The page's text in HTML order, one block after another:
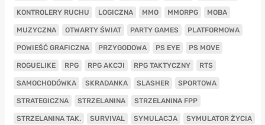
KONTROLERY RUCHU LOGICZNA MMO MMORPG MOBA
MUZYCZNA OTWARTY ŚWIAT PARTY GAMES PLATFORMOWA
POWIEŚĆ GRAFICZNA PRZYGODOWA PS EYE PS MOVE
ROGUELIKE RPG RPG AKCJI RPG TAKTYCZNY RTS
SAMOCHODÓWKA SKRADANKA SLASHER SPORTOWA
STRATEGICZNA STRZELANINA STRZELANINA FPP
STRZELANINA TAK. SURVIVAL SYMULACJA SYMULATOR ŻYCIA